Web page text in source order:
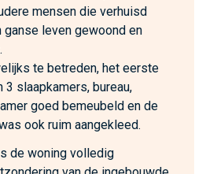
mensen die verhuisd
ganse leven gewoond en
te betreden, het eerste
slaapkamers, bureau,
goed bemeubeld en de
ook ruim aangekleed.
de woning volledig